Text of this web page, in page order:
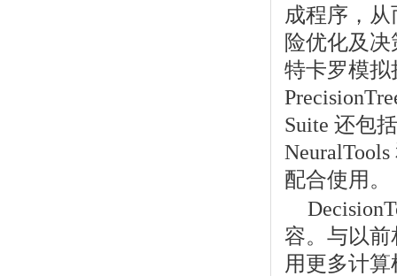
成程序，
险优化及决
特卡罗模拟
Suite 还包
配合使用。
容。与以前
用更多计